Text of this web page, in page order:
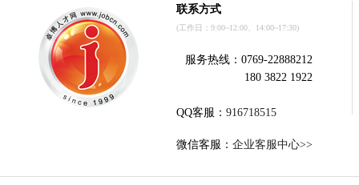
联系方式
(工作日：9:00~12:00、14:00~17:30)
服务热线：0769-22888212
180 3822 1922
QQ客服： 916718515
微信客服： 企业客服中心>>